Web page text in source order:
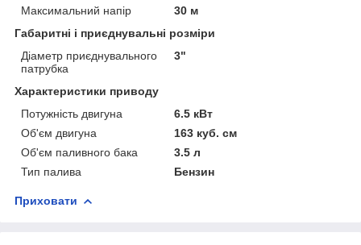
Максимальний напір
30 м
Габаритні і приєднувальні розміри
Діаметр приєднувального
патрубка
3"
Характеристики приводу
Потужність двигуна
6.5 кВт
Об'єм двигуна
163 куб. см
Об'єм паливного бака
3.5 л
Тип палива
Бензин
Приховати